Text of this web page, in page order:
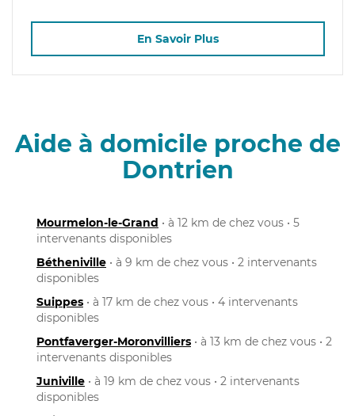
En Savoir Plus
Aide à domicile proche de
Dontrien
Mourmelon-le-Grand • à 12 km de chez vous • 5
intervenants disponibles
Bétheniville • à 9 km de chez vous • 2 intervenants
disponibles
Suippes • à 17 km de chez vous • 4 intervenants
disponibles
Pontfaverger-Moronvilliers • à 13 km de chez vous • 2
intervenants disponibles
Juniville • à 19 km de chez vous • 2 intervenants
disponibles